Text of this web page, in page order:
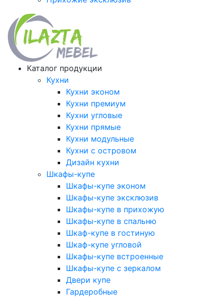
Каталог продукции
Кухни
Кухни эконом
Кухни премиум
Кухни угловые
Кухни прямые
Кухни модульные
Кухни с островом
Дизайн кухни
Шкафы-купе
Шкафы-купе эконом
Шкафы-купе эксклюзив
Шкафы-купе в прихожую
Шкафы-купе в спальню
Шкаф-купе в гостиную
Шкаф-купе угловой
Шкафы-купе встроенные
Шкафы-купе с зеркалом
Двери купе
Гардеробные